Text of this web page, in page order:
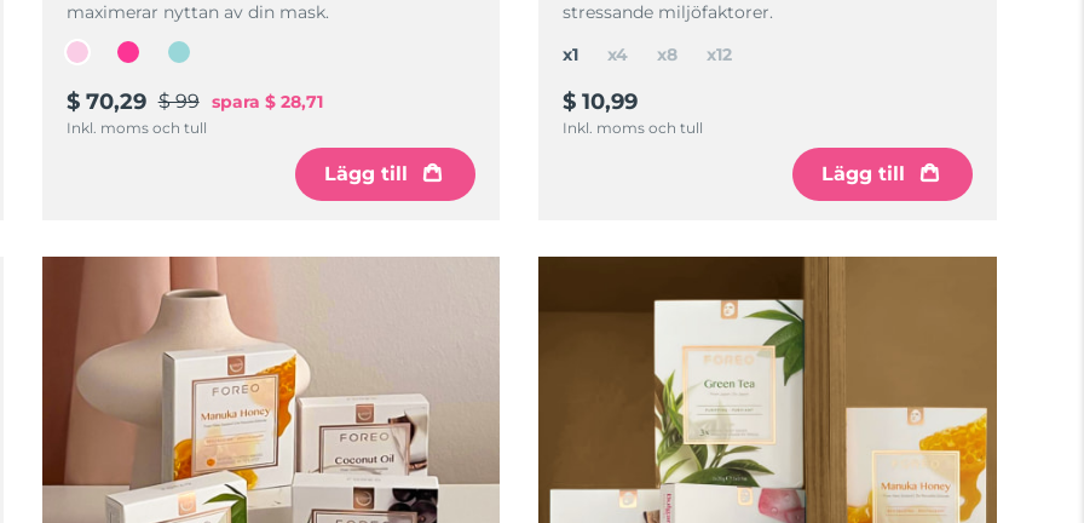
maximerar nyttan av din mask.
$ 70,29 $ 99 spara $ 28,71
Inkl. moms och tull
Lägg till
stressande miljöfaktorer.
$ 10,99
Inkl. moms och tull
Lägg till
x1 x4 x8 x12